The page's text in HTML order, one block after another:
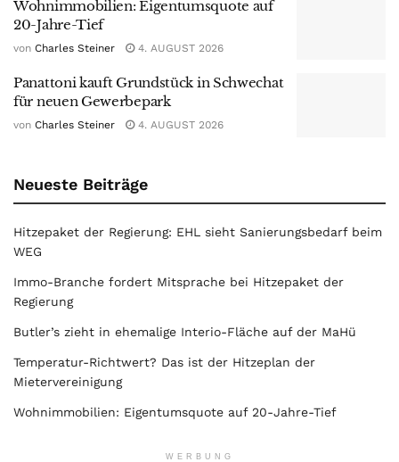
Wohnimmobilien: Eigentumsquote auf
20-Jahre-Tief
von Charles Steiner 4. AUGUST 2026
Panattoni kauft Grundstück in Schwechat
für neuen Gewerbepark
von Charles Steiner 4. AUGUST 2026
Neueste Beiträge
Hitzepaket der Regierung: EHL sieht Sanierungsbedarf beim
WEG
Immo-Branche fordert Mitsprache bei Hitzepaket der
Regierung
Butler’s zieht in ehemalige Interio-Fläche auf der MaHü
Temperatur-Richtwert? Das ist der Hitzeplan der
Mietervereinigung
Wohnimmobilien: Eigentumsquote auf 20-Jahre-Tief
WERBUNG